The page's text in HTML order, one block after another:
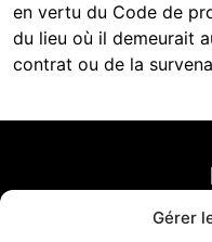
Gérer
en vertu du Code de
du lieu où il demeurait
contrat ou de la